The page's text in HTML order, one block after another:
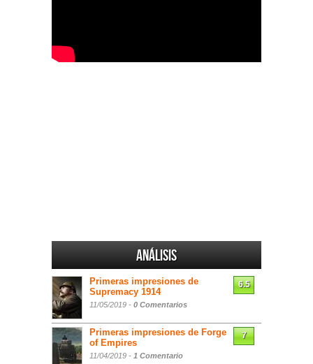
Análisis
Primeras impresiones de
Supremacy 1914
11/05/2019 - 0 Comentarios
6.5
Primeras impresiones de Forge
of Empires
11/04/2019 - 1 Comentario
7